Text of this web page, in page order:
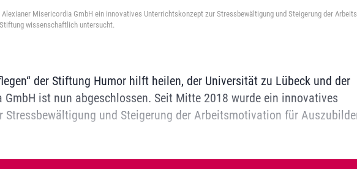
Misericordia GmbH ein innovatives Unterrichtskonzept zur Stressbewältigung und Steigerung der
wissenschaftlich untersucht.
der Stiftung Humor hilft heilen, der Universität zu Lübeck und der
ist nun abgeschlossen. Seit Mitte 2018 wurde ein innovatives
Stressbewältigung und Steigerung der Arbeitsmotivation für